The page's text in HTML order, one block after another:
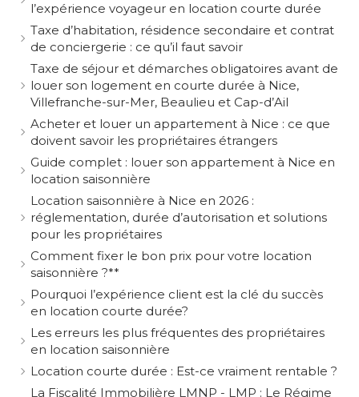
l’expérience voyageur en location courte durée
Taxe d’habitation, résidence secondaire et contrat
de conciergerie : ce qu’il faut savoir
Taxe de séjour et démarches obligatoires avant de
louer son logement en courte durée à Nice,
Villefranche-sur-Mer, Beaulieu et Cap-d’Ail
Acheter et louer un appartement à Nice : ce que
doivent savoir les propriétaires étrangers
Guide complet : louer son appartement à Nice en
location saisonnière
Location saisonnière à Nice en 2026 :
réglementation, durée d’autorisation et solutions
pour les propriétaires
Comment fixer le bon prix pour votre location
saisonnière ?**
Pourquoi l’expérience client est la clé du succès
en location courte durée?
Les erreurs les plus fréquentes des propriétaires
en location saisonnière
Location courte durée : Est-ce vraiment rentable ?
La Fiscalité Immobilière LMNP - LMP : Le Régime